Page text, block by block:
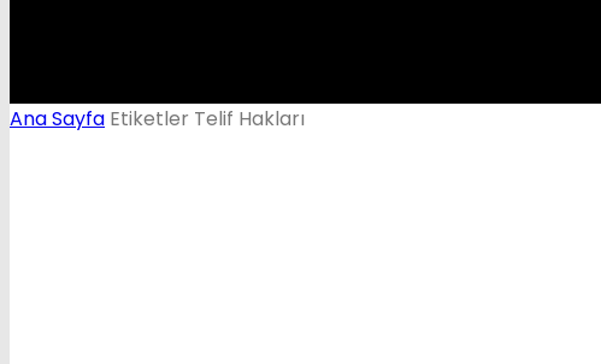
Ana Sayfa Etiketler Telif Hakları